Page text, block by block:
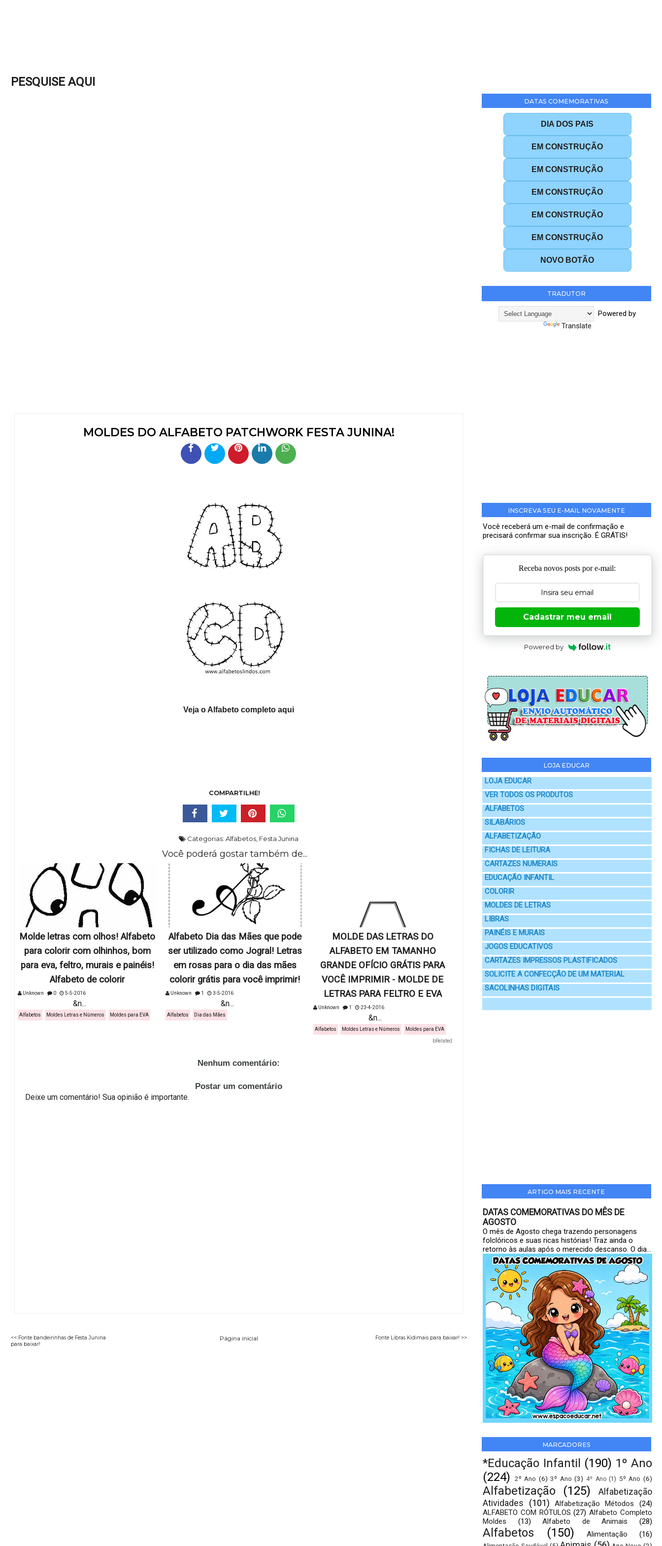
PESQUISE AQUI
MOLDES DO ALFABETO PATCHWORK FESTA JUNINA!
Veja o Alfabeto completo aqui
COMPARTILHE!
Categorias:Alfabetos Festa Junina
Você poderá gostar também de...
Molde letras com olhos! Alfabeto
para colorir com olhinhos, bom
para eva, feltro, murais e painéis!
Alfabeto de colorir
Unknown 0 5-5-2016
&n...
Alfabetos Moldes Letras e Números Moldes para EVA
Alfabeto Dia das Mães que pode
ser utilizado como Jogral! Letras
em rosas para o dia das mães
colorir grátis para você imprimir!
Unknown 1 3-5-2016
&n...
Alfabetos Dia das Mães
MOLDE DAS LETRAS DO
ALFABETO EM TAMANHO
GRANDE OFÍCIO GRÁTIS PARA
VOCÊ IMPRIMIR - MOLDE DE
LETRAS PARA FELTRO E EVA
Unknown 1 23-4-2016
&n...
Alfabetos Moldes Letras e Números Moldes para EVA
bRelated
Nenhum comentário:
Postar um comentário
Deixe um comentário! Sua opinião é importante.
<< Fonte bandeirinhas de Festa Junina
para baixar!
Fonte Libras Kidimais para baixar! >>
Página inicial
DATAS COMEMORATIVAS
DIA DOS PAIS
EM CONSTRUÇÃO
EM CONSTRUÇÃO
EM CONSTRUÇÃO
EM CONSTRUÇÃO
EM CONSTRUÇÃO
NOVO BOTÃO
TRADUTOR
Powered by
Translate
INSCREVA SEU E-MAIL NOVAMENTE
Você receberá um e-mail de confirmação e
precisará confirmar sua inscrição. É GRÁTIS!
Receba novos posts por e-mail:
Cadastrar meu email
Powered by
LOJA EDUCAR
LOJA EDUCAR
VER TODOS OS PRODUTOS
ALFABETOS
SILABÁRIOS
ALFABETIZAÇÃO
FICHAS DE LEITURA
CARTAZES NUMERAIS
EDUCAÇÃO INFANTIL
COLORIR
MOLDES DE LETRAS
LIBRAS
PAINÉIS E MURAIS
JOGOS EDUCATIVOS
CARTAZES IMPRESSOS PLASTIFICADOS
SOLICITE A CONFECÇÃO DE UM MATERIAL
SACOLINHAS DIGITAIS
ARTIGO MAIS RECENTE
DATAS COMEMORATIVAS DO MÊS DE
AGOSTO
O mês de Agosto chega trazendo personagens
folclóricos e suas ricas histórias! Traz ainda o
retorno às aulas após o merecido descanso. O dia...
MARCADORES
*Educação Infantil (190) 1º Ano
(224)
2º Ano (6) 3º Ano (3) 4º Ano (1) 5º Ano (6)
Alfabetização (125)
Alfabetização
Atividades
(101) Alfabetização Métodos
(24)
ALFABETO COM RÓTULOS (27) Alfabeto Completo
Moldes
(13) Alfabeto de Animais (28)
Alfabetos (150) Alimentação (16)